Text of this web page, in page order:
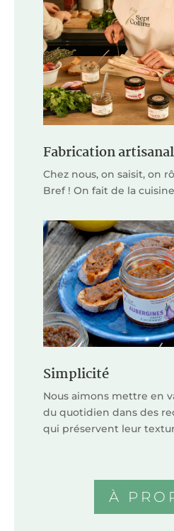
Fabrication
Chez nous, on saisit, on
Bref ! On fait de la
Simplicité
Nous aimons mettre en
du quotidien dans des
qui préservent leur
À